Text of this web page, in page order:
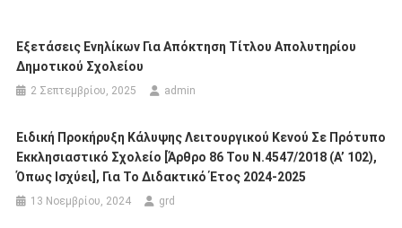
Εξετάσεις Ενηλίκων Για Απόκτηση Τίτλου Απολυτηρίου
Δημοτικού Σχολείου
2 Σεπτεμβρίου, 2025 admin
Ειδική Προκήρυξη Κάλυψης Λειτουργικού Κενού Σε Πρότυπο
Εκκλησιαστικό Σχολείο [άρθρο 86 Του Ν.4547/2018 (Α’ 102),
Όπως Ισχύει], Για Το Διδακτικό Έτος 2024-2025
13 Νοεμβρίου, 2024 grd